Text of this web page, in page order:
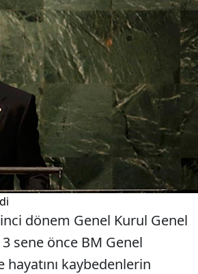
dönem Genel Kurul Genel
sene önce BM Genel
kaybedenlerin